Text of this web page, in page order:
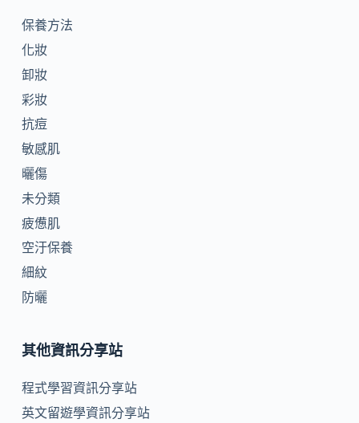
保養方法
化妝
卸妝
彩妝
抗痘
敏感肌
曬傷
未分類
疲憊肌
空汙保養
細紋
防曬
其他資訊分享站
程式學習資訊分享站
英文留遊學資訊分享站